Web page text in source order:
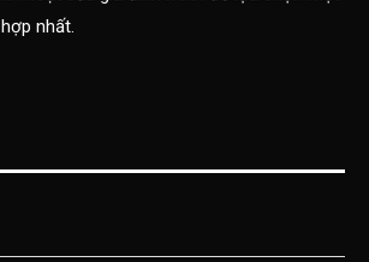
nhất.